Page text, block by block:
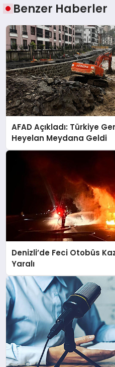
Benzer Haberler
AFAD Açıkladı: Türkiye
Heyelan Meydana Geldi
Denizli’de Feci Otobüs
Yaralı